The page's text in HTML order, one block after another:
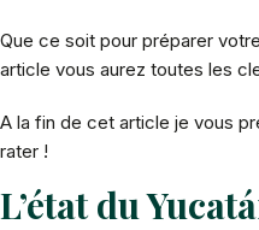
Que ce soit pour préparer
article vous aurez toutes les
A la fin de cet article je vous
rater !
L’état du